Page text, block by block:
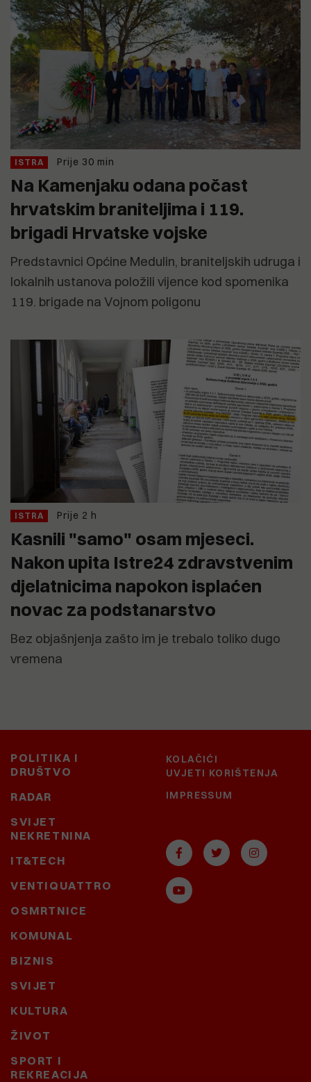
ISTRA Prije 30 min
Na Kamenjaku odana počast
hrvatskim braniteljima i 119.
brigadi Hrvatske vojske
Predstavnici Općine Medulin, braniteljskih udruga i
lokalnih ustanova položili vijence kod spomenika
119. brigade na Vojnom poligonu
ISTRA Prije 2 h
Kasnili "samo" osam mjeseci.
Nakon upita Istre24 zdravstvenim
djelatnicima napokon isplaćen
novac za podstanarstvo
Bez objašnjenja zašto im je trebalo toliko dugo
vremena
POLITIKA I
DRUŠTVO
RADAR
SVIJET
NEKRETNINA
IT&TECH
VENTIQUATTRO
OSMRTNICE
KOMUNAL
BIZNIS
SVIJET
KULTURA
ŽIVOT
SPORT I
REKREACIJA
KOLAČIĆI
UVJETI KORIŠTENJA
IMPRESSUM